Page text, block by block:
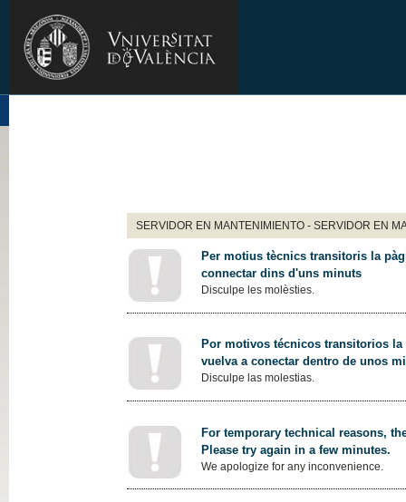
SERVIDOR EN MANTENIMIENTO - SERVIDOR EN
Per motius tècnics transitoris la
connectar dins d'uns minuts
Disculpe les molèsties.
Por motivos técnicos transitorios
vuelva a conectar dentro de unos
Disculpe las molestias.
For temporary technical reasons,
Please try again in a few minutes.
We apologize for any inconvenience.